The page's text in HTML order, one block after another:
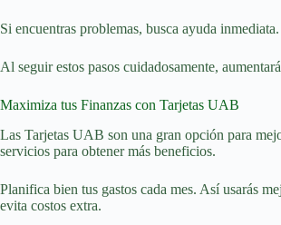
Si encuentras problemas, busca ayuda
Al seguir estos pasos cuidadosamente,
Maximiza tus Finanzas con Tarjetas UAB
Las Tarjetas UAB son una gran opción para
servicios para obtener más beneficios.
Planifica bien tus gastos cada mes. Así usarás
evita costos extra.